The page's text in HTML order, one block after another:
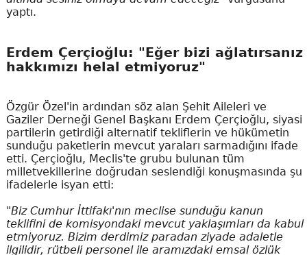
yaptı.
Erdem Çerçioğlu: "Eğer bizi ağlatırsanız
hakkımızı helal etmiyoruz"
Özgür Özel'in ardından söz alan Şehit Aileleri ve
Gaziler Derneği Genel Başkanı Erdem Çerçioğlu, siyasi
partilerin getirdiği alternatif tekliflerin ve hükümetin
sunduğu paketlerin mevcut yaraları sarmadığını ifade
etti. Çerçioğlu, Meclis'te grubu bulunan tüm
milletvekillerine doğrudan seslendiği konuşmasında şu
ifadelerle isyan etti:
"Biz Cumhur İttifakı'nın meclise sunduğu kanun
teklifini de komisyondaki mevcut yaklaşımları da kabul
etmiyoruz. Bizim derdimiz paradan ziyade adaletle
ilgilidir, rütbeli personel ile aramızdaki emsal özlük